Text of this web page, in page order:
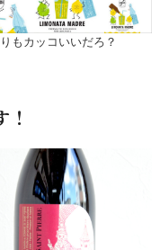
もカッコいいだろ？